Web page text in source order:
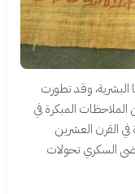
وقد تطورت
المبكرة في
في القرن العشرين
السكري تحولات